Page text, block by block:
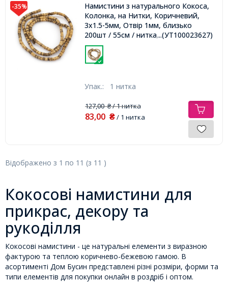
-35%
Намистини з натурального Кокоса,
Колонка, на Нитки, Коричневий,
3x1.5-5мм, Отвір 1мм, близько
200шт / 55см / нитка,...(УТ100023627)
Упак.: 1 нитка
127,00₴/ 1 нитка
83,00 ₴/ 1 нитка
Відображено з 1 по 11 (з 11 )
Кокосові намистини для
прикрас, декору та
рукоділля
Кокосові намистини - це натуральні елементи з виразною
фактурою та теплою коричнево-бежевою гамою. В
асортименті Дом Бусин представлені різні розміри, форми та
типи елементів для покупки онлайн в роздріб і оптом.